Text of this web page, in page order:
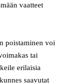
vaatteet
poistaminen voi
tai
erilaisia
saavutat